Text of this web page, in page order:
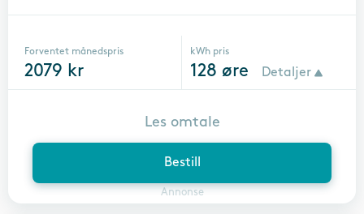
Forventet månedspris
2079 kr
kWh pris
128 øre Detaljer
Bestill
Annonse
Les omtale